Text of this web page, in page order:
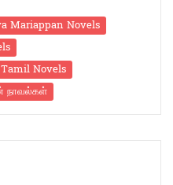
காரணமானவளை
“பய்யா! நீங்க ஏன்
ப்ளீஸ் ஃபர்கெட் …
Mariappan Novels
Tamil Novels
நாவல்கள்